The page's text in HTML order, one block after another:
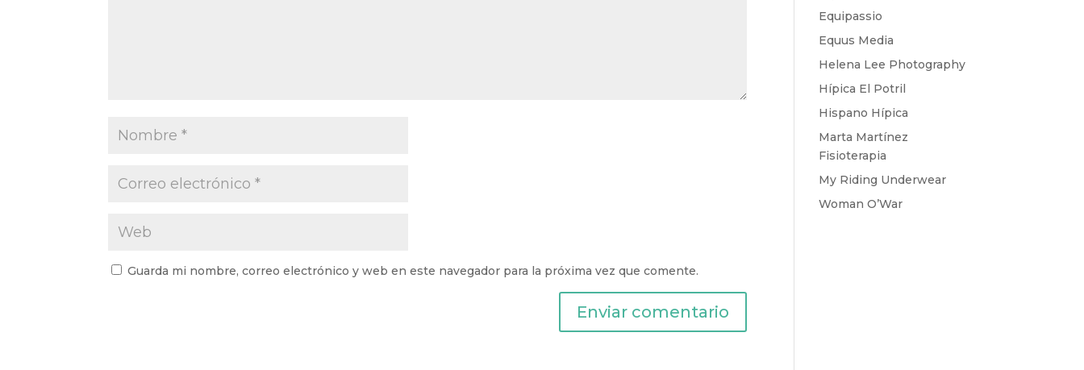
Guarda mi nombre, correo electrónico y web en este navegador para la próxima vez que comente.
Equipassio
Equus Media
Helena Lee Photography
Hípica El Potril
Hispano Hípica
Marta Martínez
Fisioterapia
My Riding Underwear
Woman O’War